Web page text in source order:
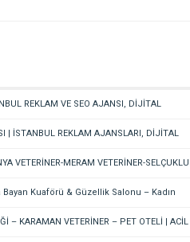
REKLAM VE SEO AJANSI, DİJİTAL
AJANSI, 360 REKLAM
| İSTANBUL REKLAM AJANSLARI, DİJİTAL
SOSYAL MEDYA AJANSI
VETERİNER-MERAM VETERİNER-SELÇUKLU
VETERİNER KLİNİĞİ
Kuaförü & Güzellik Salonu – Kadın
– Konya Kuaför
– KARAMAN VETERİNER – PET OTELİ | ACİL